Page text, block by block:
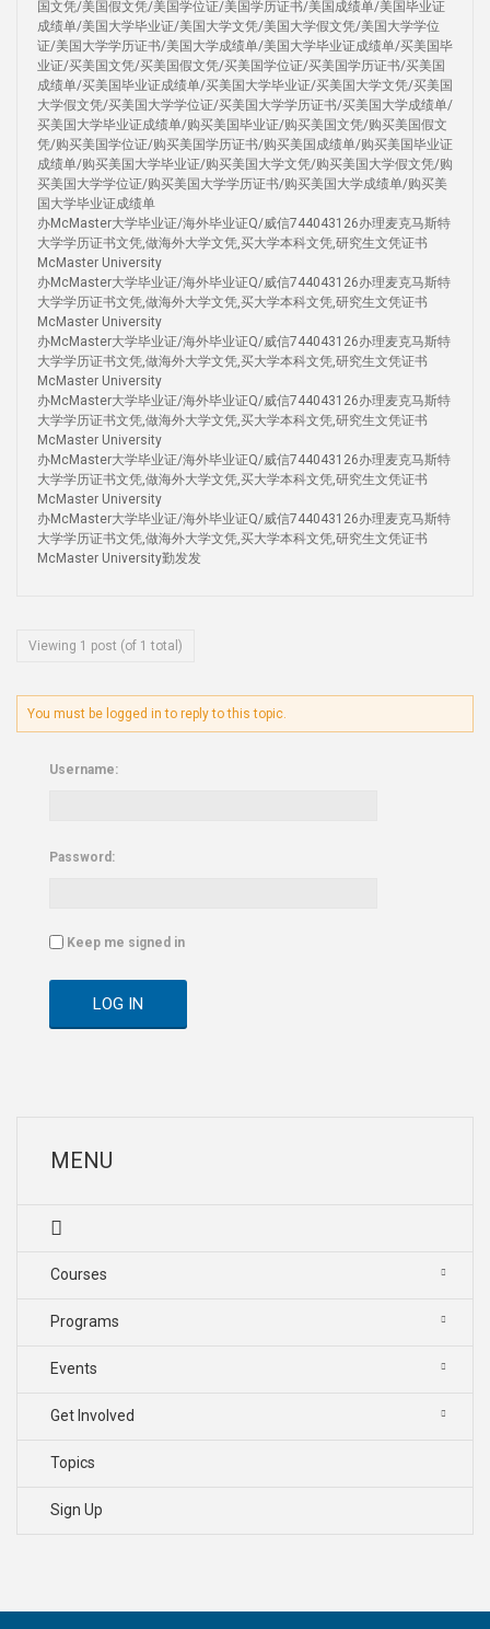
国文凭/美国假文凭/美国学位证/美国学历证书/美国成绩单/美国毕业证
成绩单/美国大学毕业证/美国大学文凭/美国大学假文凭/美国大学学位
证/美国大学学历证书/美国大学成绩单/美国大学毕业证成绩单/买美国毕
业证/买美国文凭/买美国假文凭/买美国学位证/买美国学历证书/买美国
成绩单/买美国毕业证成绩单/买美国大学毕业证/买美国大学文凭/买美国
大学假文凭/买美国大学学位证/买美国大学学历证书/买美国大学成绩单/
买美国大学毕业证成绩单/购买美国毕业证/购买美国文凭/购买美国假文
凭/购买美国学位证/购买美国学历证书/购买美国成绩单/购买美国毕业证
成绩单/购买美国大学毕业证/购买美国大学文凭/购买美国大学假文凭/购
买美国大学学位证/购买美国大学学历证书/购买美国大学成绩单/购买美
国大学毕业证成绩单
办McMaster大学毕业证/海外毕业证Q/威信744043126办理麦克马斯特
大学学历证书文凭,做海外大学文凭,买大学本科文凭,研究生文凭证书
McMaster University
办McMaster大学毕业证/海外毕业证Q/威信744043126办理麦克马斯特
大学学历证书文凭,做海外大学文凭,买大学本科文凭,研究生文凭证书
McMaster University
办McMaster大学毕业证/海外毕业证Q/威信744043126办理麦克马斯特
大学学历证书文凭,做海外大学文凭,买大学本科文凭,研究生文凭证书
McMaster University
办McMaster大学毕业证/海外毕业证Q/威信744043126办理麦克马斯特
大学学历证书文凭,做海外大学文凭,买大学本科文凭,研究生文凭证书
McMaster University
办McMaster大学毕业证/海外毕业证Q/威信744043126办理麦克马斯特
大学学历证书文凭,做海外大学文凭,买大学本科文凭,研究生文凭证书
McMaster University
办McMaster大学毕业证/海外毕业证Q/威信744043126办理麦克马斯特
大学学历证书文凭,做海外大学文凭,买大学本科文凭,研究生文凭证书
McMaster University勤发发
Viewing 1 post (of 1 total)
You must be logged in to reply to this topic.
Username:
Password:
Keep me signed in
LOG IN
MENU
Courses
Programs
Events
Get Involved
Topics
Sign Up